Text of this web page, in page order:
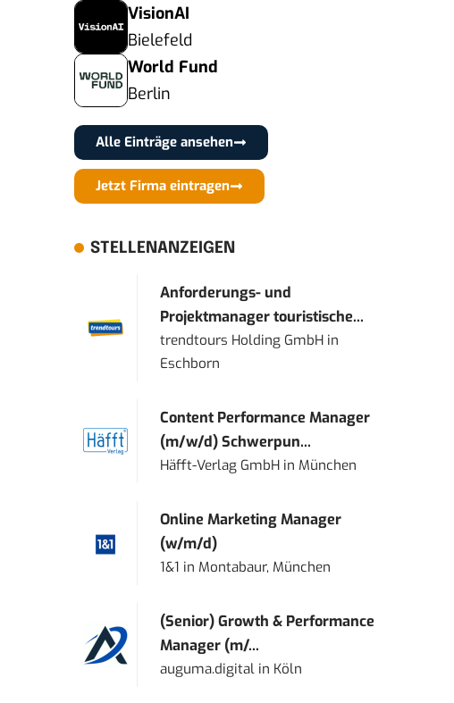
VisionAI
Bielefeld
World Fund
Berlin
Alle Einträge ansehen
Jetzt Firma eintragen
STELLENANZEIGEN
Anforderungs- und
Projektmanager touristische...
trendtours Holding GmbH in
Eschborn
Content Performance Manager
(m/w/d) Schwerpun...
Häfft-Verlag GmbH in München
Online Marketing Manager
(w/m/d)
1&1 in Montabaur, München
(Senior) Growth & Performance
Manager (m/...
auguma.digital in Köln